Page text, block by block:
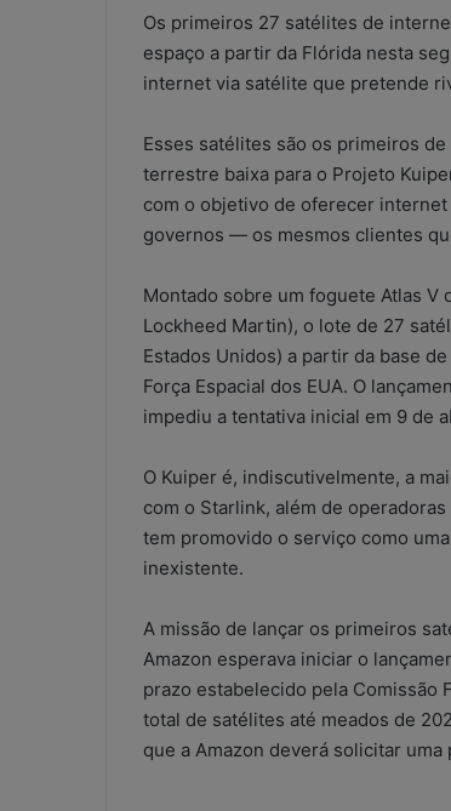
Os primeiros 27 satélites de
espaço a partir da Flórida nesta
internet via satélite que pretende
Esses satélites são os primeiros
terrestre baixa para o Projeto
com o objetivo de oferecer
governos — os mesmos clientes
Montado sobre um foguete Atlas V
Lockheed Martin), o lote de 27
Estados Unidos) a partir da base
Força Espacial dos EUA. O
impediu a tentativa inicial em 9 de
O Kuiper é, indiscutivelmente, a
com o Starlink, além de
tem promovido o serviço como
inexistente.
A missão de lançar os primeiros
Amazon esperava iniciar o
prazo estabelecido pela Comissão
total de satélites até meados de
que a Amazon deverá solicitar uma
nos
contábeis:
solução
risco
5 de